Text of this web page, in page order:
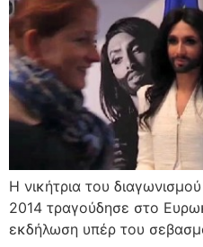
Η νικήτρια του
2014 τραγούδησε στο
εκδήλωση υπέρ του